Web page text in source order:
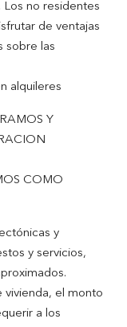
Los no residentes
de ventajas
sobre las
alquileres
Y
COMO
y
y servicios,
vivienda, el monto
a los